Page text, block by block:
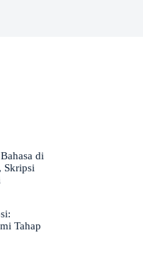
di
Skripsi
Tahap